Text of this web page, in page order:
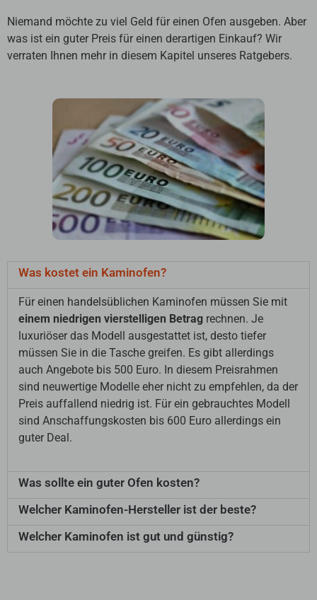
Niemand möchte zu viel Geld für einen Ofen ausgeben. Aber
was ist ein guter Preis für einen derartigen Einkauf? Wir
verraten Ihnen mehr in diesem Kapitel unseres Ratgebers.
Was kostet ein Kaminofen?
Für einen handelsüblichen Kaminofen müssen Sie mit
einem niedrigen vierstelligen Betrag rechnen. Je
luxuriöser das Modell ausgestattet ist, desto tiefer
müssen Sie in die Tasche greifen. Es gibt allerdings
auch Angebote bis 500 Euro. In diesem Preisrahmen
sind neuwertige Modelle eher nicht zu empfehlen, da der
Preis auffallend niedrig ist. Für ein gebrauchtes Modell
sind Anschaffungskosten bis 600 Euro allerdings ein
guter Deal.
Was sollte ein guter Ofen kosten?
Welcher Kaminofen-Hersteller ist der beste?
Welcher Kaminofen ist gut und günstig?